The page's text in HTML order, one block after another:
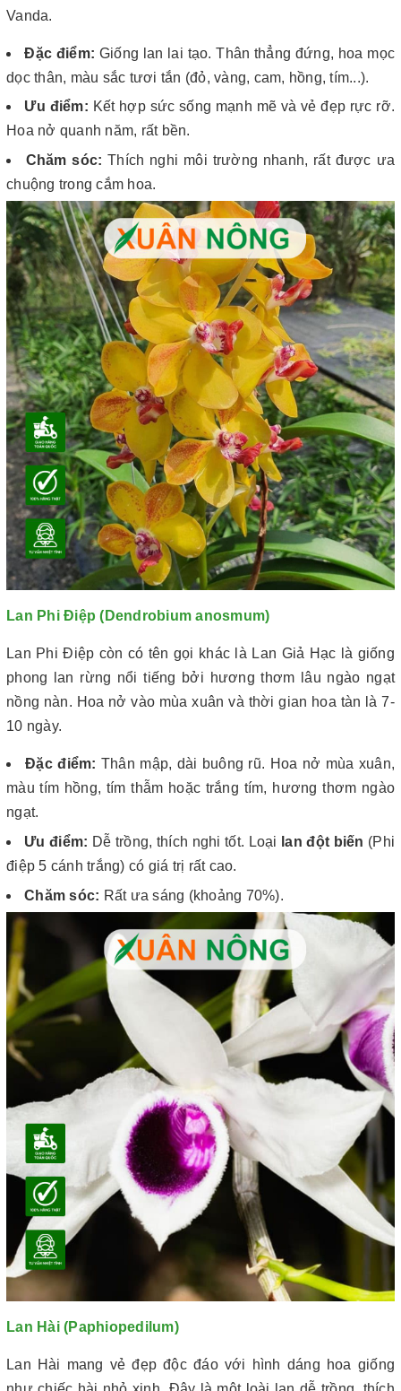
Vanda.
Đặc điểm: Giống lan lai tạo. Thân thẳng đứng, hoa mọc
dọc thân, màu sắc tươi tắn (đỏ, vàng, cam, hồng, tím...).
Ưu điểm: Kết hợp sức sống mạnh mẽ và vẻ đẹp rực rỡ.
Hoa nở quanh năm, rất bền.
Chăm sóc: Thích nghi môi trường nhanh, rất được ưa
chuộng trong cắm hoa.
Lan Phi Điệp (Dendrobium anosmum)
Lan Phi Điệp còn có tên gọi khác là Lan Giả Hạc là giống
phong lan rừng nổi tiếng bởi hương thơm lâu ngào ngạt
nồng nàn. Hoa nở vào mùa xuân và thời gian hoa tàn là 7-
10 ngày.
Đặc điểm: Thân mập, dài buông rũ. Hoa nở mùa xuân,
màu tím hồng, tím thẫm hoặc trắng tím, hương thơm ngào
ngạt.
Ưu điểm: Dễ trồng, thích nghi tốt. Loại lan đột biến (Phi
điệp 5 cánh trắng) có giá trị rất cao.
Chăm sóc: Rất ưa sáng (khoảng 70%).
Lan Hài (Paphiopedilum)
Lan Hài mang vẻ đẹp độc đáo với hình dáng hoa giống